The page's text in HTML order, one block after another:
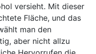
versieht. Mit dieser
Fläche, und das
man den
aber nicht allzu